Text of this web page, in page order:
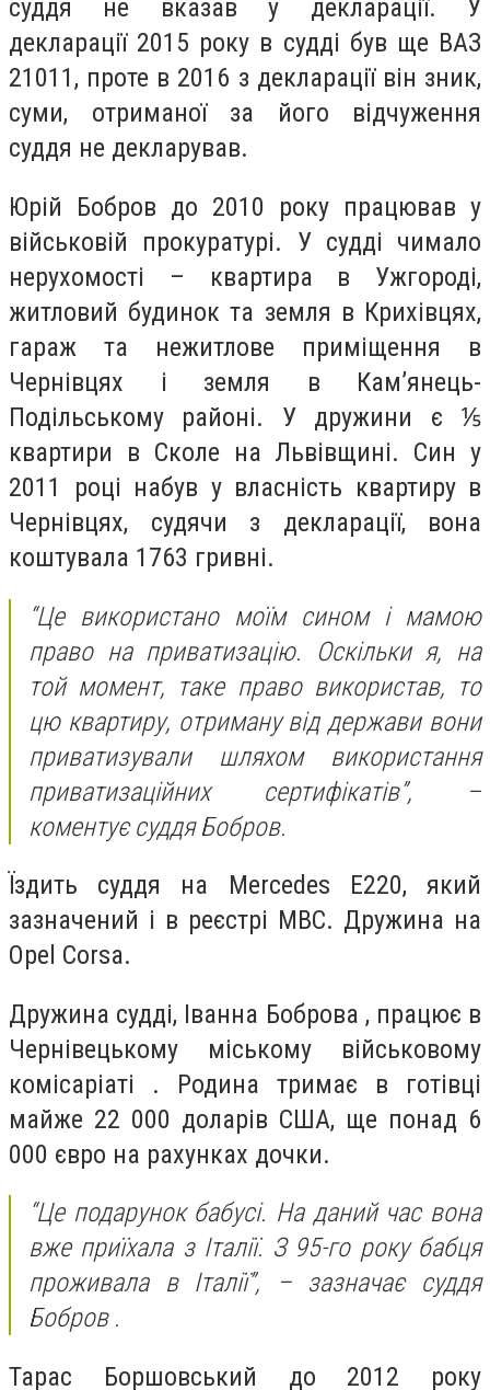
суддя не вказав у декларації. У
декларації 2015 року в судді був ще ВАЗ
21011, проте в 2016 з декларації він зник,
суми, отриманої за його відчуження
суддя не декларував.
Юрій Бобров до 2010 року працював у
військовій прокуратурі. У судді чимало
нерухомості – квартира в Ужгороді,
житловий будинок та земля в Крихівцях,
гараж та нежитлове приміщення в
Чернівцях і земля в Кам’янець-
Подільському районі. У дружини є ⅕
квартири в Сколе на Львівщині. Син у
2011 році набув у власність квартиру в
Чернівцях, судячи з декларації, вона
коштувала 1763 гривні.
“Це використано моїм сином і мамою
право на приватизацію. Оскільки я, на
той момент, таке право використав, то
цю квартиру, отриману від держави вони
приватизували шляхом використання
приватизаційних сертифікатів”, –
коментує суддя Бобров.
Їздить суддя на Mercedes E220, який
зазначений і в реєстрі МВС. Дружина на
Opel Corsa.
Дружина судді, Іванна Боброва , працює в
Чернівецькому міському військовому
комісаріаті . Родина тримає в готівці
майже 22 000 доларів США, ще понад 6
000 євро на рахунках дочки.
“Це подарунок бабусі. На даний час вона
вже приїхала з Італії. З 95-го року бабця
проживала в Італії”, – зазначає суддя
Бобров .
Тарас Боршовський до 2012 року